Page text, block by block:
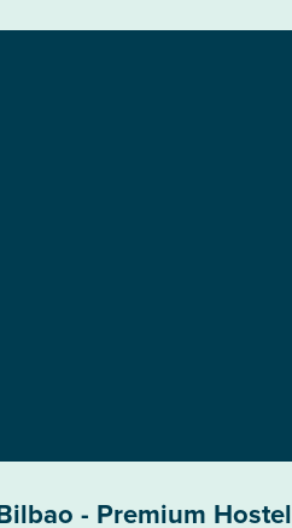
- Premium Hostel